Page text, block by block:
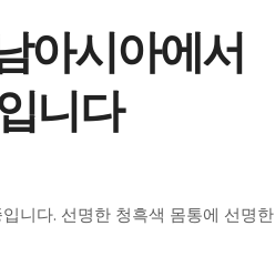
아시아에서
니다
니다. 선명한 청흑색 몸통에 선명한